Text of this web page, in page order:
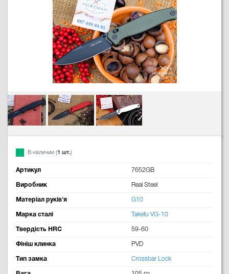
В наличии (1 шт.)
Артикул 7652GB
Виробник Real Steel
Матеріал руків'я G10
Марка сталі Takefu VG-10
Твердість HRC 59-60
Фініш клинка PVD
Тип замка Crossbar Lock